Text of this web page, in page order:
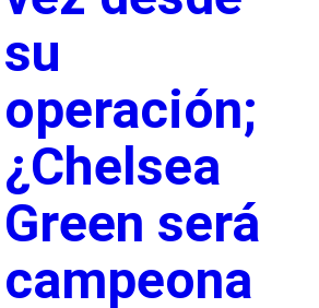
su
operación;
¿Chelsea
Green será
campeona